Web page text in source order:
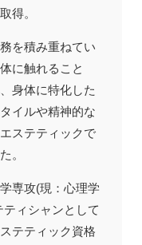
得。
を積み重ねてい
に触れること
身体に特化した
イルや精神的な
ステティックで
。
専攻(現：心理学
ィシャンとして
テティック資格